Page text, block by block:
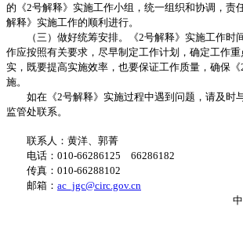
的《2号解释》实施工作小组，统一组织和协调，责
解释》实施工作的顺利进行。
（三）做好统筹安排。《2号解释》实施工作时
作应按照有关要求，尽早制定工作计划，确定工作
实，既要提高实施效率，也要保证工作质量，确保
施。
如在《2号解释》实施过程中遇到问题，请及时
监管处联系。
联系人：黄洋、郭菁
电话：010-66286125 66286182
传真：010-66288102
邮箱： ac_jgc@circ.gov.cn
中国保险监督管
二